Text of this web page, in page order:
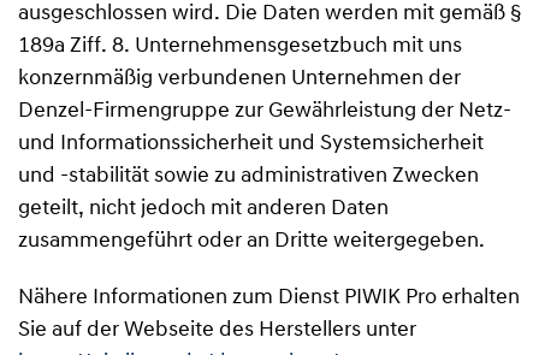
ausgeschlossen wird. Die Daten werden mit gemäß §
189a Ziff. 8. Unternehmensgesetzbuch mit uns
konzernmäßig verbundenen Unternehmen der
Denzel-Firmengruppe zur Gewährleistung der Netz-
und Informationssicherheit und Systemsicherheit
und -stabilität sowie zu administrativen Zwecken
geteilt, nicht jedoch mit anderen Daten
zusammengeführt oder an Dritte weitergegeben.
Nähere Informationen zum Dienst PIWIK Pro erhalten
Sie auf der Webseite des Herstellers unter